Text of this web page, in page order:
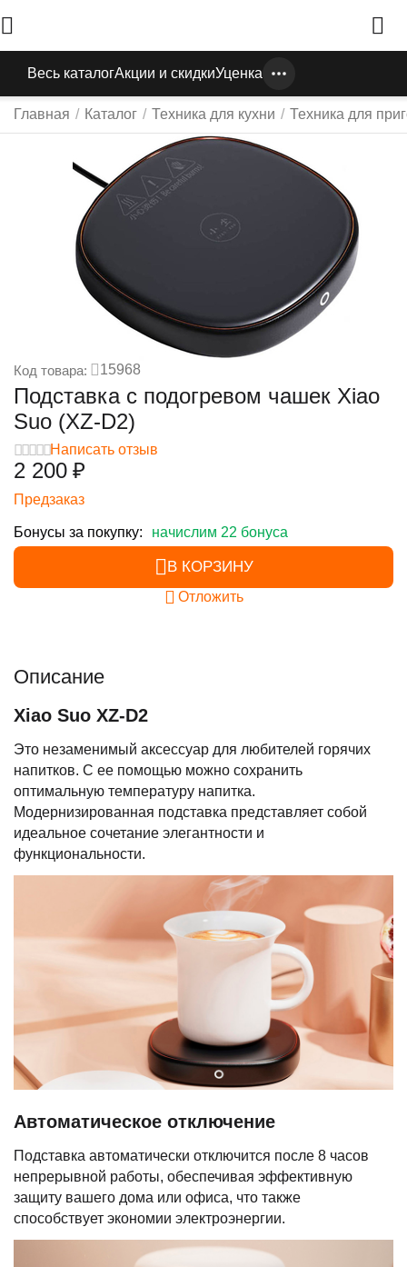
Весь каталогАкции и скидкиУценка
Главная / Каталог / Техника для кухни / Техника для
Код товара: 15968
Подставка с подогревом чашек Xiao
Suo (XZ-D2)
Написать отзыв
2 200 ₽
Предзаказ
Бонусы за покупку: начислим 22 бонуса
В КОРЗИНУ
Отложить
Описание
Xiao Suo XZ-D2
Это незаменимый аксессуар для любителей горячих
напитков. С ее помощью можно сохранить
оптимальную температуру напитка.
Модернизированная подставка представляет собой
идеальное сочетание элегантности и
функциональности.
Автоматическое отключение
Подставка автоматически отключится после 8 часов
непрерывной работы, обеспечивая эффективную
защиту вашего дома или офиса, что также
способствует экономии электроэнергии.